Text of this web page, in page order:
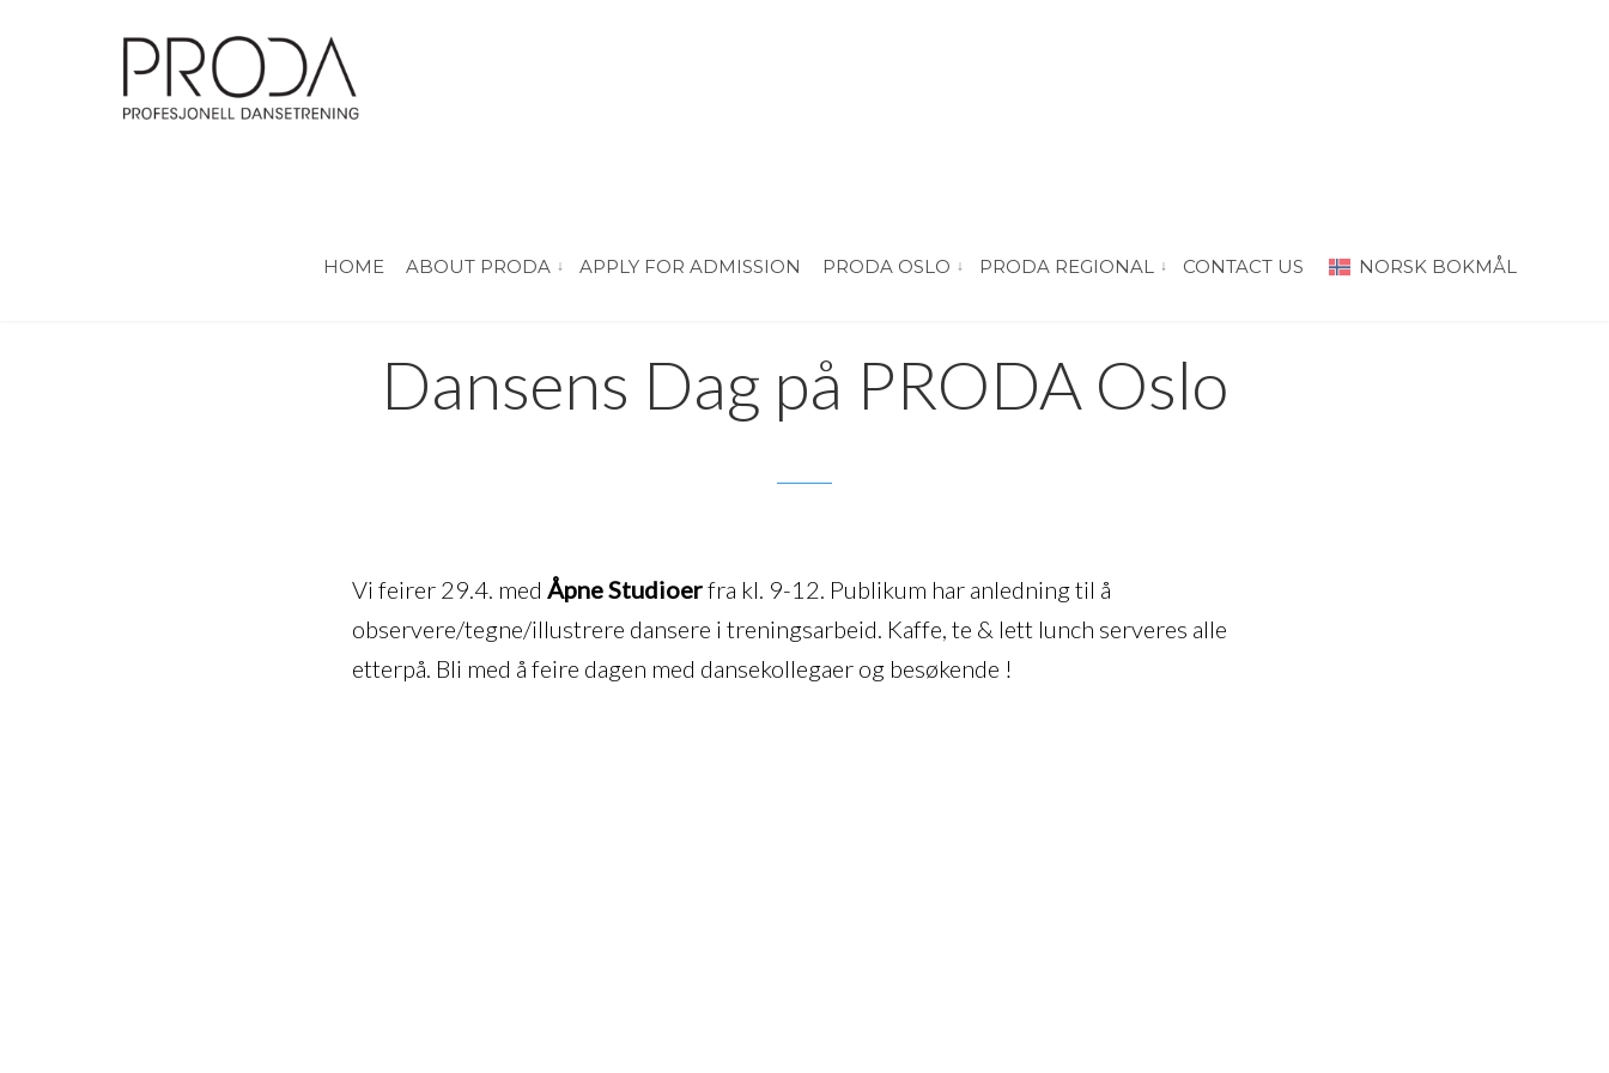
HOME ABOUT PRODA vis submeny for “About PRODA”
APPLY FOR ADMISSION PRODA OSLO vis submeny for “PRODA Oslo”
PRODA REGIONAL vis submeny for “PRODA Regional”
CONTACT US NORSK BOKMÅL
Dansens Dag på PRODA Oslo
Vi feirer 29.4. med Åpne Studioerfra kl. 9-12. Publikum har anledning til å
observere/tegne/illustrere dansere i treningsarbeid. Kaffe, te & lett lunch serveres alle
etterpå. Bli med å feire dagen med dansekollegaer og besøkende !